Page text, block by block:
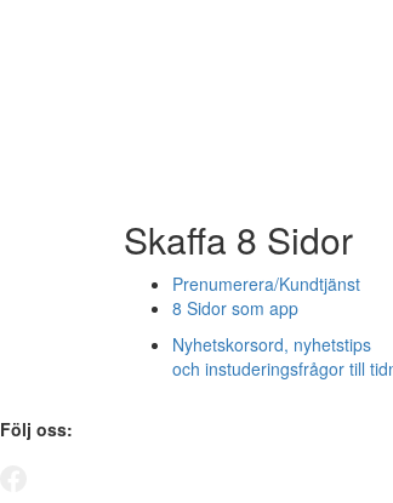
Skaffa 8 Sidor
Prenumerera/Kundtjänst
8 Sidor som app
Nyhetskorsord, nyhetstips
och instuderingsfrågor till
Följ oss: